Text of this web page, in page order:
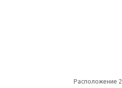
Расположение